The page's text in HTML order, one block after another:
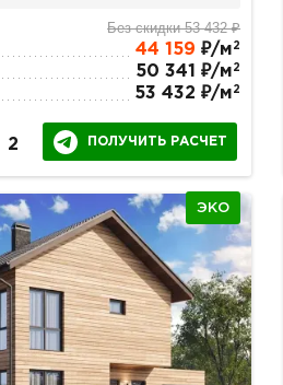
Без скидки 53 432 ₽
44 159 ₽/м 2
50 341 ₽/м 2
53 432 ₽/м 2
2 ПОЛУЧИТЬ РАСЧЕТ
ЭКО